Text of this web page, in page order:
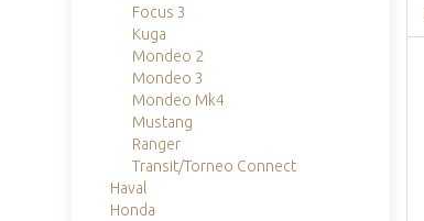
Focus 3
Kuga
Mondeo 2
Mondeo 3
Mondeo Mk4
Mustang
Ranger
Transit/Torneo Connect
Haval
Honda